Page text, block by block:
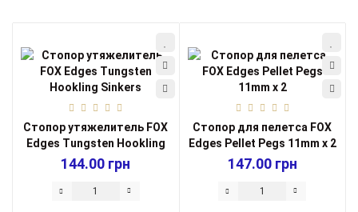
Стопор утяжелитель FOX
Edges Tungsten Hookling
Sinkers ...
144.00 грн
Стопор для пелетса FOX
Edges Pellet Pegs 11mm x 2
147.00 грн